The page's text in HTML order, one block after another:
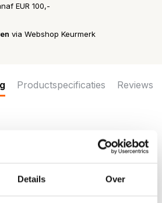
Details Over
EUR 100,-
via Webshop Keurmerk
Productspecificaties Reviews
met een ander patroon. Afmeting
hoogte 7,5cm